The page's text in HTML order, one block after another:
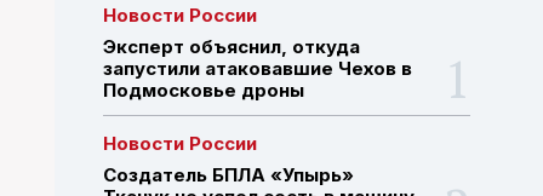
Новости России
Эксперт объяснил, откуда
запустили атаковавшие Чехов в
Подмосковье дроны
Новости России
Создатель БПЛА «Упырь»